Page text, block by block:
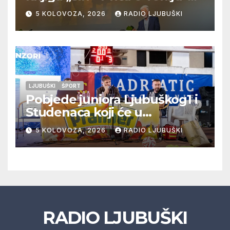
dr. sc. Zdenka Hercega
5 KOLOVOZA, 2026 RADIO LJUBUŠKI
LJUBUŠKI ŠPORT
Pobjede juniora Ljubuškog1 i
Studenaca koji će u
međusobnom susretu
odlučiti o prvom mjestu u
skupini “A”, seniori Teskere
pobjedom protiv Crvenog
5 KOLOVOZA, 2026 RADIO LJUBUŠKI
RADIO LJUBUŠKI